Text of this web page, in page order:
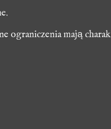
ograniczenia mają